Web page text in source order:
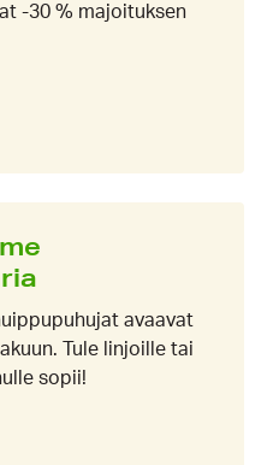
-30 % majoituksen
avaavat
Tule linjoille tai
sopii!